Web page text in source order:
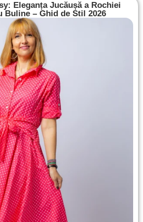
Eleganța Jucăușă a Rochiei
Buline – Ghid de Stil 2026